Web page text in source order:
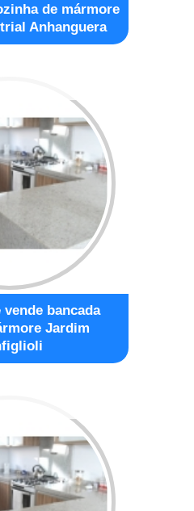
de mármore
Anhanguera
bancada
Jardim